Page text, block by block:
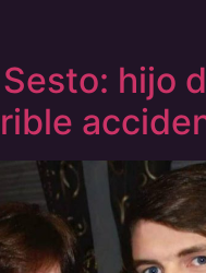
hijo